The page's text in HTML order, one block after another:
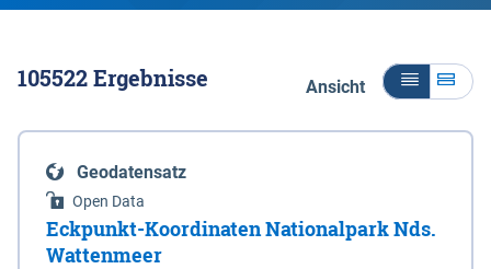
105522Ergebnisse Ansicht
Geodatensatz
Open Data
Eckpunkt-Koordinaten Nationalpark Nds.
Wattenmeer